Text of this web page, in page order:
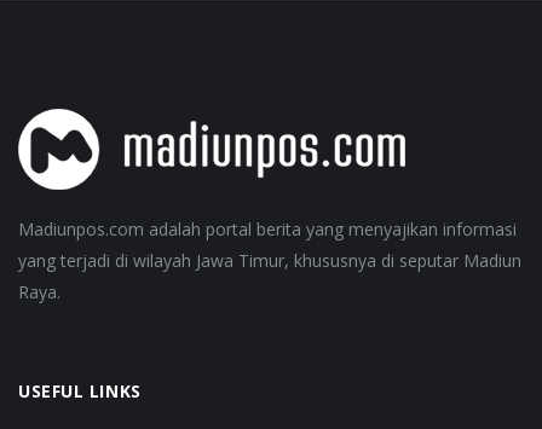
Madiunpos.com adalah portal berita yang menyajikan informasi
yang terjadi di wilayah Jawa Timur, khususnya di seputar Madiun
Raya.
USEFUL LINKS